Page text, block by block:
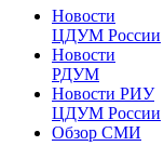
Новости
ЦДУМ России
Новости
РДУМ
Новости РИУ
ЦДУМ России
Обзор СМИ